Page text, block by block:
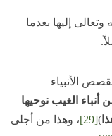
إليها بعدما
الأنبياء
أنباء الغيب نوحيها
)
[29]
، وهذا من أجلى